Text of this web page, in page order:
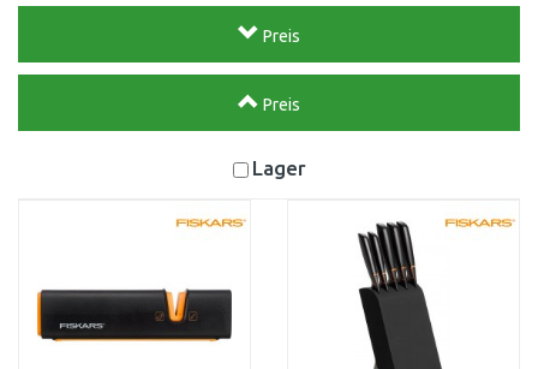
Preis
Preis
Lager